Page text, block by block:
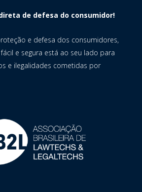
de defesa do consumidor!
e defesa dos consumidores,
e segura está ao seu lado para
e ilegalidades cometidas por